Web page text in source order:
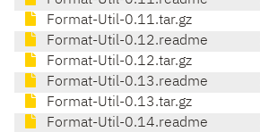
Format-Util-0.11.tar.gz
Format-Util-0.12.readme
Format-Util-0.12.tar.gz
Format-Util-0.13.readme
Format-Util-0.13.tar.gz
Format-Util-0.14.readme